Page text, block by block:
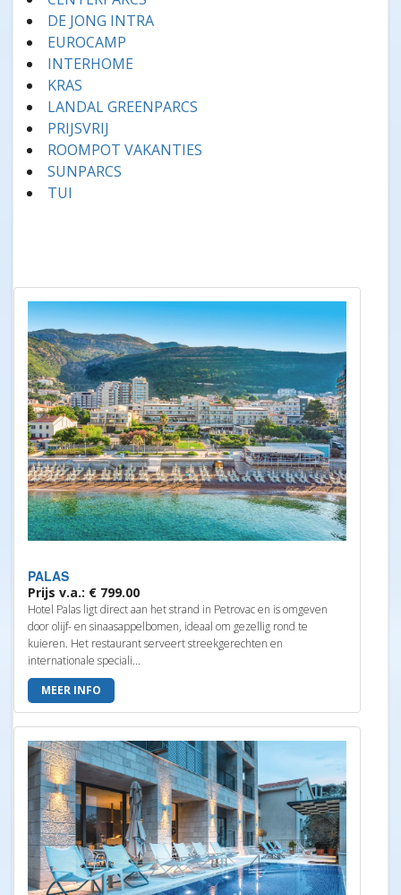
DE JONG INTRA
EUROCAMP
INTERHOME
KRAS
LANDAL GREENPARCS
PRIJSVRIJ
ROOMPOT VAKANTIES
SUNPARCS
TUI
PALAS
Prijs v.a.: € 799.00
Hotel Palas ligt direct aan het strand in Petrovac en is omgeven
door olijf- en sinaasappelbomen, ideaal om gezellig rond te
kuieren. Het restaurant serveert streekgerechten en
internationale speciali...
MEER INFO